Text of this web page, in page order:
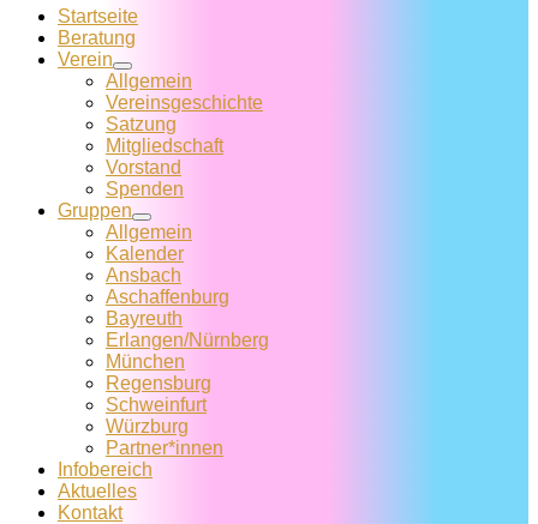
Startseite
Beratung
Verein
Allgemein
Vereins­geschichte
Satzung
Mitglied­schaft
Vorstand
Spenden
Gruppen
Allgemein
Kalender
Ansbach
Aschaffenburg
Bayreuth
Erlangen/Nürnberg
München
Regensburg
Schweinfurt
Würzburg
Partner*innen
Infobereich
Aktuelles
Kontakt